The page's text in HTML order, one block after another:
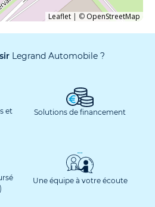
Leaflet | © OpenStreetMap
Legrand Automobile ?
et
Solutions de financement
Une équipe à votre écoute